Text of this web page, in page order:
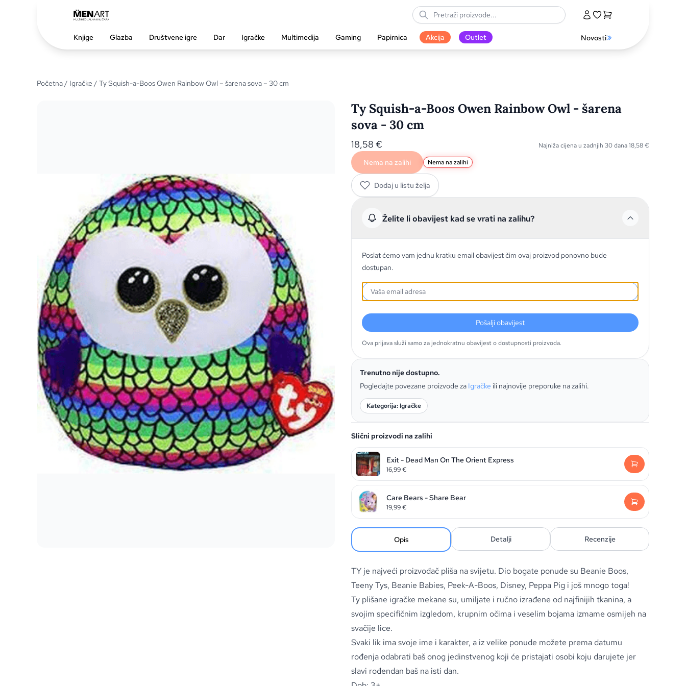
Knjige Glazba Društvene igre Dar Igračke Multimedija Gaming Papirnica Akcija Outlet Novosti
Početna/ Igračke / Ty Squish-a-Boos Owen Rainbow Owl – šarena sova – 30 cm
Ty Squish-a-Boos Owen Rainbow Owl - šarena
sova - 30 cm
18,58 € Najniža cijena u zadnjih 30 dana18,58€
Nema na zalihi Nema na zalihi
Dodaj u listu želja
Želite li obavijest kad se vrati na zalihu?
Poslat ćemo vam jednu kratku email obavijest čim ovaj proizvod ponovno bude
dostupan.
Pošalji obavijest
Ova prijava služi samo za jednokratnu obavijest o dostupnosti proizvoda.
Trenutno nije dostupno.
Pogledajte povezane proizvode za Igračke ili najnovije preporuke na zalihi.
Kategorija: Igračke
Slični proizvodi na zalihi
Exit - Dead Man On The Orient Express
16,99€
Care Bears - Share Bear
19,99€
Opis Detalji Recenzije
TY je najveći proizvođač pliša na svijetu. Dio bogate ponude su Beanie Boos,
Teeny Tys, Beanie Babies, Peek-A-Boos, Disney, Peppa Pig i još mnogo toga!
Ty plišane igračke mekane su, umiljate i ručno izrađene od najfinijih tkanina, a
svojim specifičnim izgledom, krupnim očima i veselim bojama izmame osmijeh na
svačije lice.
Svaki lik ima svoje ime i karakter, a iz velike ponude možete prema datumu
rođenja odabrati baš onog jedinstvenog koji će pristajati osobi koju darujete jer
slavi rođendan baš na isti dan.